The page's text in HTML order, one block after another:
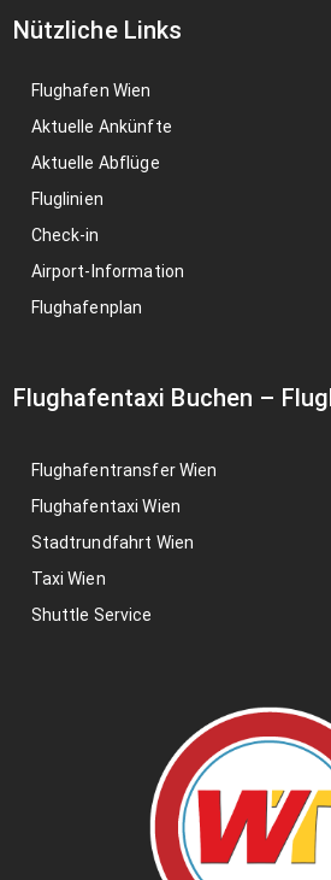
Nützliche Links
Flughafen Wien
Aktuelle Ankünfte
Aktuelle Abflüge
Fluglinien
Check-in
Airport-Information
Flughafenplan
Flughafentaxi Buchen –
Flughafentransfer Wien
Flughafentaxi Wien
Stadtrundfahrt Wien
Taxi Wien
Shuttle Service